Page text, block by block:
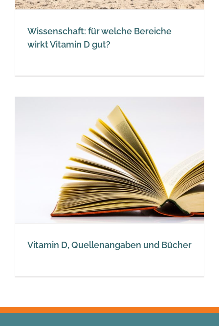
Wissenschaft: für welche Bereiche
wirkt Vitamin D gut?
Vitamin D, Quellenangaben und Bücher